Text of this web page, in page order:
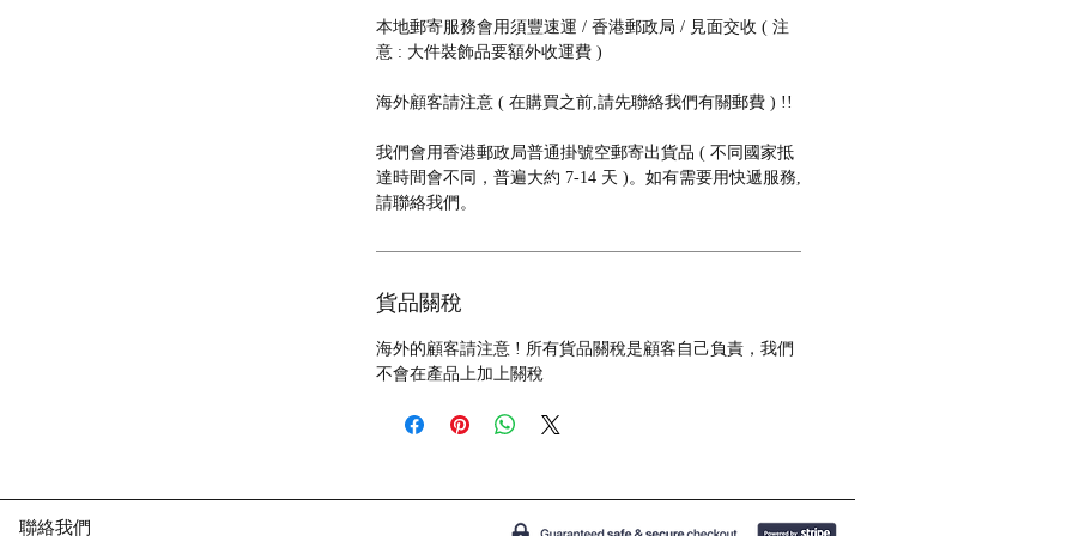
本地郵寄服務會用須豐速運 / 香港郵政局 / 見面交收 ( 注
意 : 大件裝飾品要額外收運費 )
海外顧客請注意 ( 在購買之前,請先聯絡我們有關郵費 ) !!
我們會用香港郵政局普通掛號空郵寄出貨品 ( 不同國家抵
達時間會不同，普遍大約 7-14 天 )。如有需要用快遞服務,
請聯絡我們。
貨品關稅
海外的顧客請注意 ! 所有貨品關稅是顧客自己負責，我們
不會在產品上加上關稅
聯絡我們